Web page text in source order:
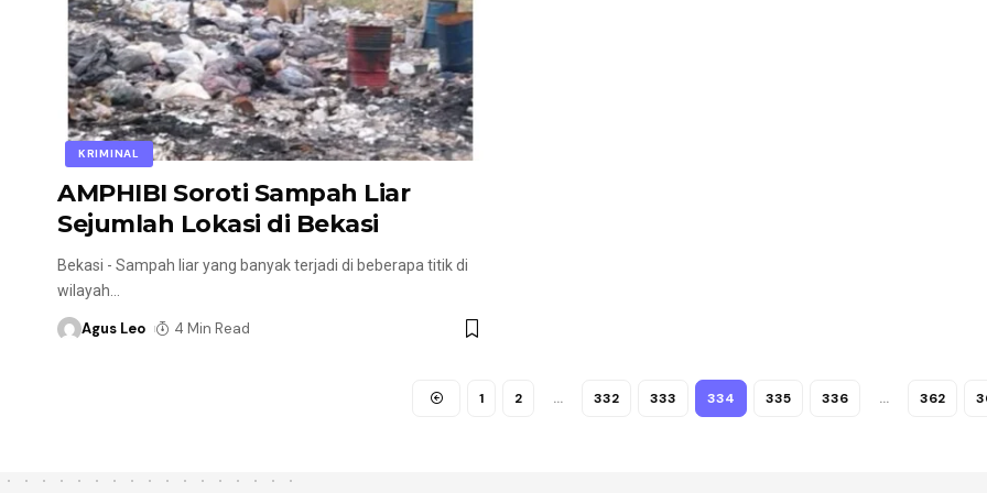
KRIMINAL
AMPHIBI Soroti Sampah Liar
Sejumlah Lokasi di Bekasi
Bekasi - Sampah liar yang banyak terjadi di beberapa titik di
wilayah
Agus Leo 4 Min Read
1 2 … 332 333 334 335 336 … 362